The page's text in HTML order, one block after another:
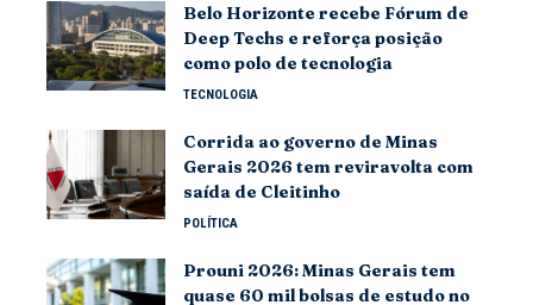
Belo Horizonte recebe Fórum de
Deep Techs e reforça posição
como polo de tecnologia
TECNOLOGIA
Corrida ao governo de Minas
Gerais 2026 tem reviravolta com
saída de Cleitinho
POLÍTICA
Prouni 2026: Minas Gerais tem
quase 60 mil bolsas de estudo no